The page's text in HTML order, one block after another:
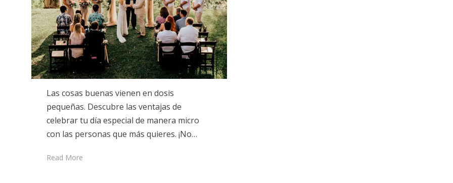
Las cosas buenas vienen en dosis
pequeñas. Descubre las ventajas de
celebrar tu día especial de manera micro
con las personas que más quieres. ¡No…
Read More